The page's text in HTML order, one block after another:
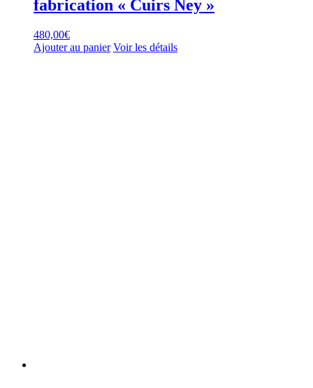
fabrication « Cuirs Ney »
480,00€
Ajouter au panier Voir les détails